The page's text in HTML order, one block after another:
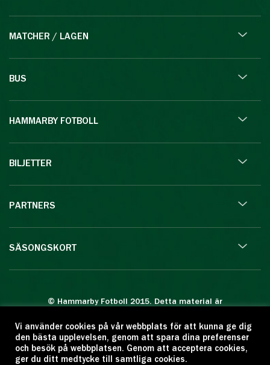
MATCHER / LAGEN
BUS
HAMMARBY FOTBOLL
BILJETTER
PARTNERS
SÄSONGSKORT
© Hammarby Fotboll 2015. Detta material är
Eftertryck eller annan kopiering är förbjuden.
Citera oss gärna men ange källan:
www.hammarbyfotboll.se. Ansvarig utgivare:
Vi använder cookies på vår webbplats för att kunna ge dig
den bästa upplevelsen, genom att spara dina preferenser
och besök på webbplatsen. Genom att acceptera cookies,
ger du ditt medtycke till samtliga cookies.